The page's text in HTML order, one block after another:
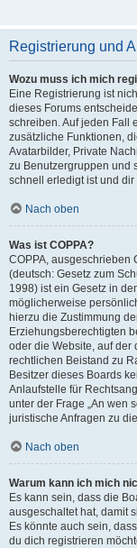
Registrierung und
Wozu muss ich mich
Eine Registrierung ist
dieses Forums
schreiben. Auf jeden Fall
zusätzliche Funktionen,
Avatarbilder, Private
zu Benutzergruppen und
schnell erledigt ist und
Nach oben
Was ist COPPA?
COPPA, ausgeschrieben
(deutsch: Gesetz zum
1998) ist ein Gesetz in
möglicherweise
hierzu die Zustimmung
Erziehungsberechtigten
oder die Website, auf der
rechtlichen Beistand zu
Besitzer dieses Boards
Anlaufstelle für
unter der Frage „An wen
juristische Anfragen zu
Nach oben
Warum kann ich mich
Es kann sein, dass die
ausgeschaltet hat, damit
Es könnte auch sein,
du dich registrieren